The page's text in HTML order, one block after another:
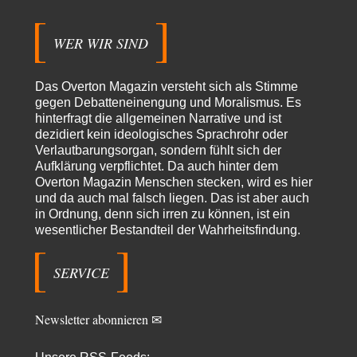
so -…
Geheimhaltung
Es gab überhaupt KEINE Entnazifizierung der Deutschen Justiz nach
Kriegsende! Und es hätte auch keine…
ratzefatzvor 4 Stunden zu:
Klimalüge und Klimadiktatur?
Es gibt genau zwei Faktoren, die für unser Klima (eigentlich: die Klimata
der verschiedenen Klimazonen)…
arth_vor 6 Stunden zu:
Sollte Bundeswehrwerbung verboten werden?
Saudibarbarien oder der…
Vielen Dank an die Autoren des Artikels dafür, daß sie die Situation einer
WER WIR SIND
Das Overton Magazin versteht sich als Stimme
gegen Debatteneinengung und Moralismus. Es
hinterfragt die allgemeinen Narrative und ist
dezidiert kein ideologisches Sprachrohr oder
Verlautbarungsorgan, sondern fühlt sich der
Aufklärung verpflichtet. Da auch hinter dem
Overton Magazin Menschen stecken, wird es hier
und da auch mal falsch liegen. Das ist aber auch
in Ordnung, denn sich irren zu können, ist ein
wesentlicher Bestandteil der Wahrheitsfindung.
SERVICE
Newsletter abonnieren ✉